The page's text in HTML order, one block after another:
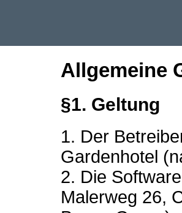
Allgemeine
§1. Geltung
1. Der
Gardenhotel
2. Die
Malerweg 26,